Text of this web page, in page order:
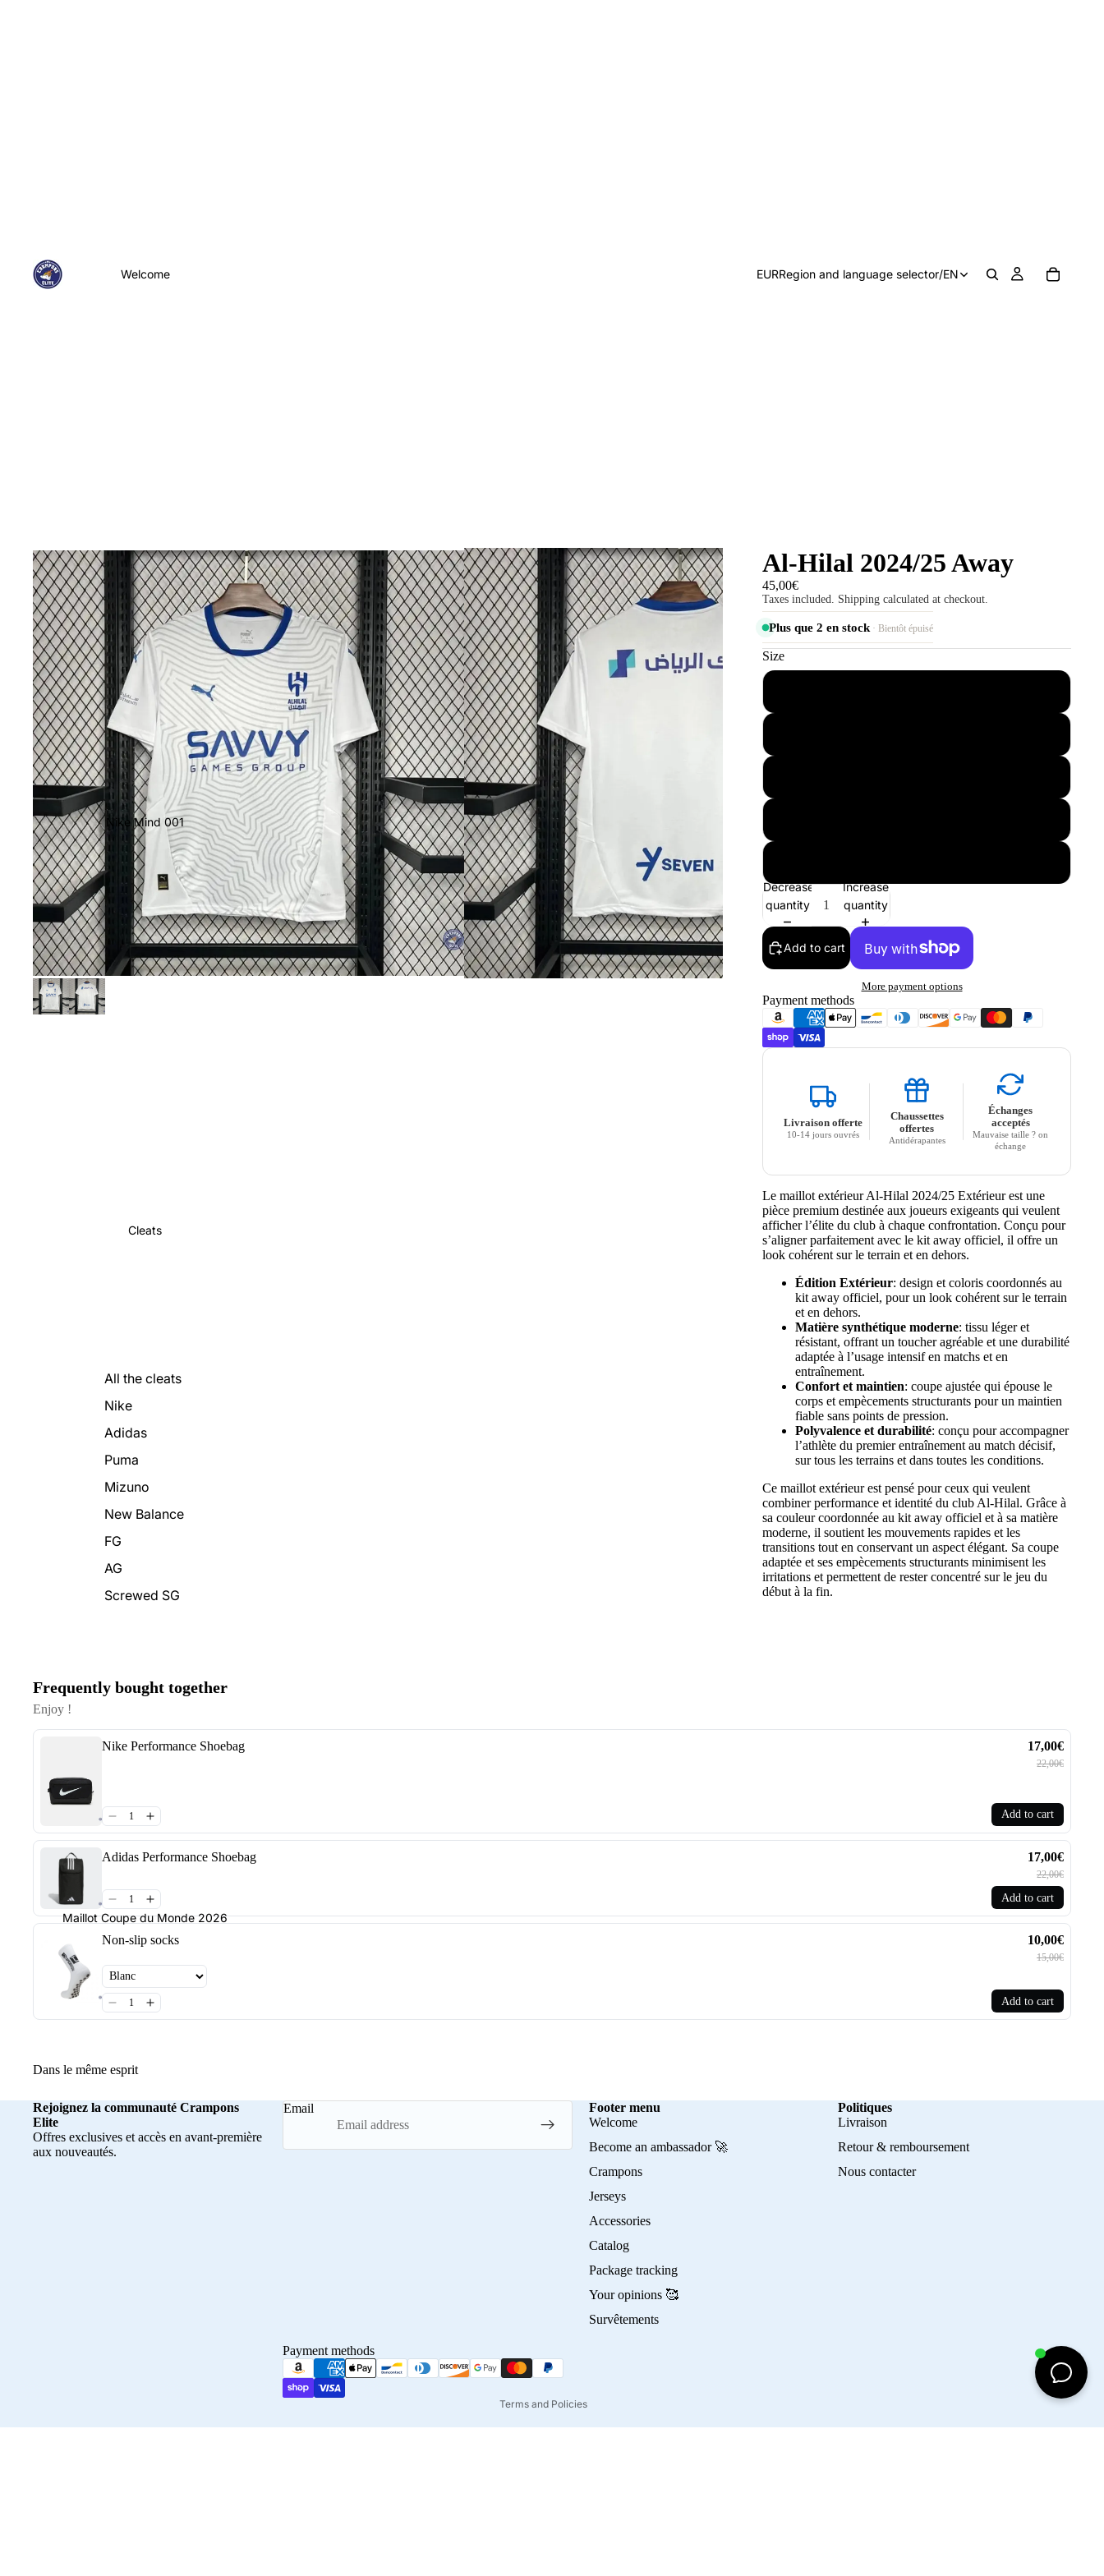
Welcome
Nike Mind 001
Cleats
All the cleats
Nike
Adidas
Puma
Mizuno
New Balance
FG
AG
Screwed SG
Maillot Coupe du Monde 2026
EURRegion and language selector/EN
Al-Hilal 2024/25 Away
45,00€
Taxes included. Shipping calculated at checkout.
Plus que 2 en stock· Bientôt épuisé
Size
Decrease
quantity
Increase
quantity
Add to cart
More payment options
Payment methods
Livraison offerte
10-14 jours ouvrés
Chaussettes
offertes
Antidérapantes
Échanges
acceptés
Mauvaise taille ? on
échange
Le maillot extérieur Al-Hilal 2024/25 Extérieur est une
pièce premium destinée aux joueurs exigeants qui veulent
afficher l’élite du club à chaque confrontation. Conçu pour
s’aligner parfaitement avec le kit away officiel, il offre un
look cohérent sur le terrain et en dehors.
Édition Extérieur: design et coloris coordonnés au
kit away officiel, pour un look cohérent sur le terrain
et en dehors.
Matière synthétique moderne: tissu léger et
résistant, offrant un toucher agréable et une durabilité
adaptée à l’usage intensif en matchs et en
entraînement.
Confort et maintien: coupe ajustée qui épouse le
corps et empècements structurants pour un maintien
fiable sans points de pression.
Polyvalence et durabilité: conçu pour accompagner
l’athlète du premier entraînement au match décisif,
sur tous les terrains et dans toutes les conditions.
Ce maillot extérieur est pensé pour ceux qui veulent
combiner performance et identité du club Al-Hilal. Grâce à
sa couleur coordonnée au kit away officiel et à sa matière
moderne, il soutient les mouvements rapides et les
transitions tout en conservant un aspect élégant. Sa coupe
adaptée et ses empècements structurants minimisent les
irritations et permettent de rester concentré sur le jeu du
début à la fin.
Frequently bought together
Enjoy !
Nike Performance Shoebag 17,00€
22,00€
Add to cart
Adidas Performance Shoebag 17,00€
22,00€
Add to cart
Non-slip socks 10,00€
15,00€
Add to cart
Dans le même esprit
Rejoignez la communauté Crampons
Elite
Offres exclusives et accès en avant-première
aux nouveautés.
Email
Footer menu
Welcome
Become an ambassador 🚀
Crampons
Jerseys
Accessories
Catalog
Package tracking
Your opinions 🥰
Survêtements
Politiques
Livraison
Retour & remboursement
Nous contacter
Payment methods
Terms and Policies
Legal notice